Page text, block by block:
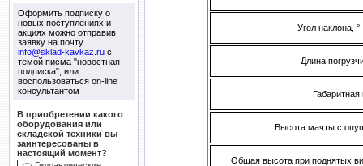
Оформить подписку о
новых поступлениях и
акциях можно отправив
заявку на почту
info@sklad-kavkaz.ruс
темой писма "новостная
подписка", или
воспользоваться on-line
консультантом
В приобретении какого
оборудования или
складской техники вы
заинтересованы в
настоящий момент?
Угол наклона, °
Длина
Высота мачты с
Общая высота при поднятых